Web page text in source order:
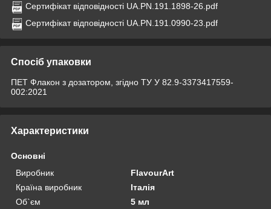
Сертифікат відповідності UA.PN.191.1898-26.pdf
Сертифікат відповідності UA.PN.191.0990-23.pdf
Спосіб упаковки
ПЕТ Флакон з дозатором, згідно ТУ У 82.9-3373417559-
002:2021
Характеристики
Основні
Виробник
FlavourArt
Країна виробник
Італія
Об`єм
5 мл